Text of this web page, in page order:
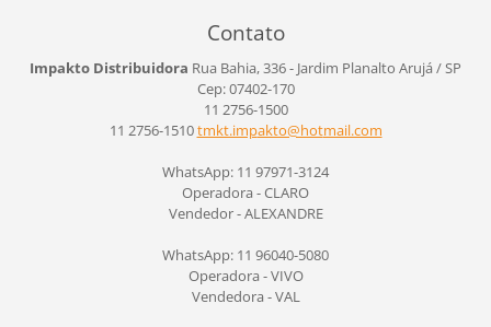
Contato
Impakto Distribuidora Rua Bahia, 336 - Jardim Planalto Arujá / SP
Cep: 07402-170
11 2756-1500
11 2756-1510tmkt.impakto@hotmail.com
WhatsApp: 11 97971-3124
Operadora - CLARO
Vendedor - ALEXANDRE
WhatsApp: 11 96040-5080
Operadora - VIVO
Vendedora - VAL